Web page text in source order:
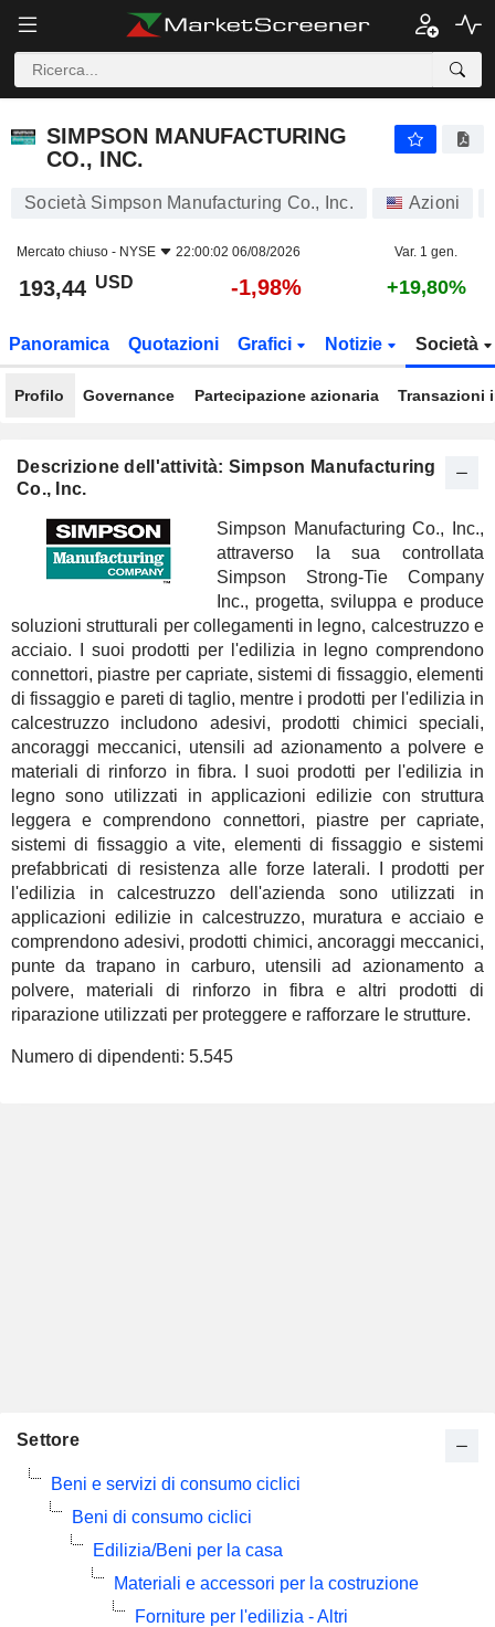
SIMPSON MANUFACTURING
CO., INC.
Società Simpson Manufacturing Co., Inc. Azioni
Mercato chiuso - NYSE 22:00:02 06/08/2026 Var. 1 gen.
193,44 USD -1,98% +19,80%
Panoramica Quotazioni Grafici Notizie Società
Profilo Governance Partecipazione azionaria Transazioni
Descrizione dell'attività: Simpson Manufacturing
Co., Inc.
Simpson Manufacturing Co., Inc.,
attraverso la sua controllata
Simpson Strong-Tie Company
Inc., progetta, sviluppa e produce
soluzioni strutturali per collegamenti in legno, calcestruzzo e
acciaio. I suoi prodotti per l'edilizia in legno comprendono
connettori, piastre per capriate, sistemi di fissaggio, elementi
di fissaggio e pareti di taglio, mentre i prodotti per l'edilizia in
calcestruzzo includono adesivi, prodotti chimici speciali,
ancoraggi meccanici, utensili ad azionamento a polvere e
materiali di rinforzo in fibra. I suoi prodotti per l'edilizia in
legno sono utilizzati in applicazioni edilizie con struttura
leggera e comprendono connettori, piastre per capriate,
sistemi di fissaggio a vite, elementi di fissaggio e sistemi
prefabbricati di resistenza alle forze laterali. I prodotti per
l'edilizia in calcestruzzo dell'azienda sono utilizzati in
applicazioni edilizie in calcestruzzo, muratura e acciaio e
comprendono adesivi, prodotti chimici, ancoraggi meccanici,
punte da trapano in carburo, utensili ad azionamento a
polvere, materiali di rinforzo in fibra e altri prodotti di
riparazione utilizzati per proteggere e rafforzare le strutture.
Numero di dipendenti: 5.545
Settore
Beni e servizi di consumo ciclici
Beni di consumo ciclici
Edilizia/Beni per la casa
Materiali e accessori per la costruzione
Forniture per l'edilizia - Altri